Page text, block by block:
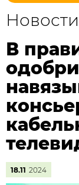
В
18.11 2024